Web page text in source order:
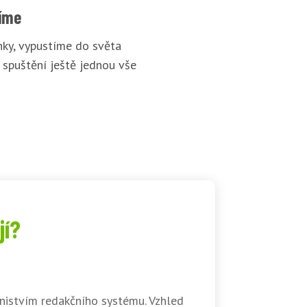
vypustíme do světa
ještě jednou vše
redakčního systému. Vzhled